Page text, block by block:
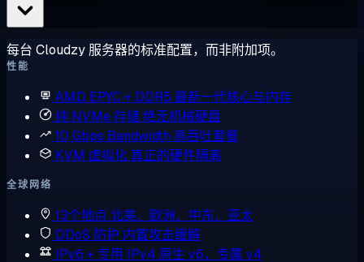
每台 Cloudzy 服务器的标准配置，而非附加项。
性能
AMD EPYC + DDR5 最新一代核心与内存
纯 NVMe 存储绝无机械硬盘
10 Gbps Bandwidth 高吞吐套餐
KVM 虚拟化 真正的硬件隔离
全球网络
13个地点 北美、欧洲、中东、亚太
DDoS 防护 内置攻击缓解
IPv6 + 专用 IPv4 原生 v6，专属 v4